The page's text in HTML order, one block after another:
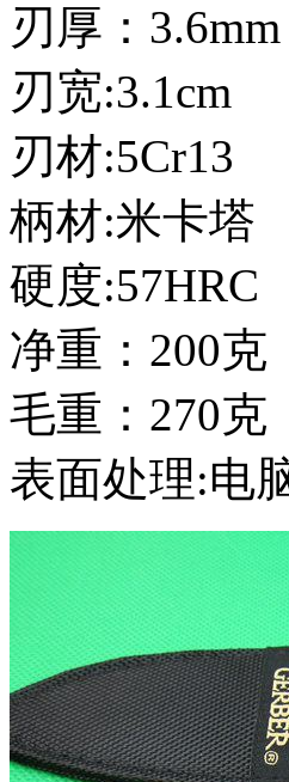
刃厚：3.6mm
刃宽:3.1cm
刃材:5Cr13
柄材:米卡塔
硬度:57HRC
净重：200克
毛重：270克
表面处理:电